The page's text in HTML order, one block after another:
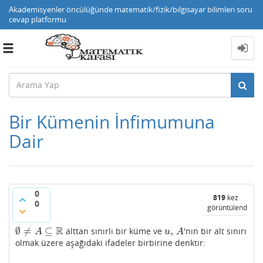
Akademisyenler öncülüğünde matematik/fizik/bilgisayar bilimleri soru
cevap platformu
Toggle
Bir Kümenin İnfimumuna
Dair
0
0
819 kez
görüntülendi
∅ ≠ A ⊆ R
∅ ≠A ⊆R alttan sınırlı bir küme veu,
u, A
A 'nın bir alt sınırı
olmak üzere aşağıdaki ifadeler birbirine denktir: